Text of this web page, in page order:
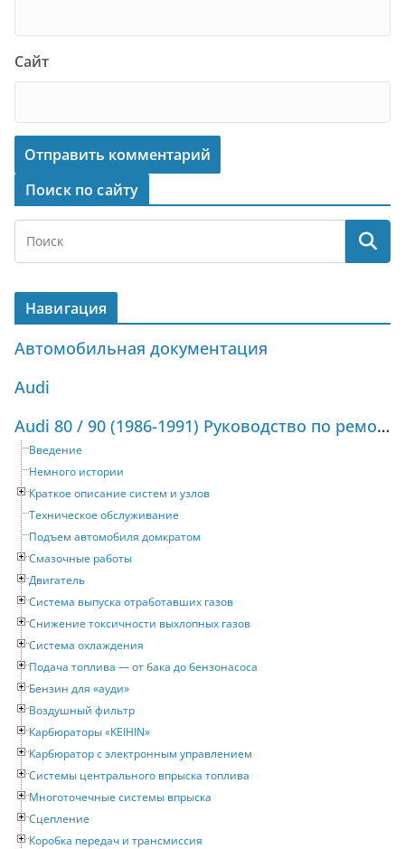
Сайт
Поиск по сайту
Навигация
Автомобильная документация
Audi
Audi 80 / 90 (1986-1991) Руководство по ремонту и техническому обслуживанию
Введение
Немного истории
Краткое описание систем и узлов
Техническое обслуживание
Подъем автомобиля домкратом
Смазочные работы
Двигатель
Система выпуска отработавших газов
Снижение токсичности выхлопных газов
Система охлаждения
Подача топлива — от бака до бензонасоса
Бензин для «ауди»
Воздушный фильтр
Карбюраторы «KEIHIN»
Карбюратор с электронным управлением
Системы центрального впрыска топлива
Многоточечные системы впрыска
Сцепление
Коробка передач и трансмиссия